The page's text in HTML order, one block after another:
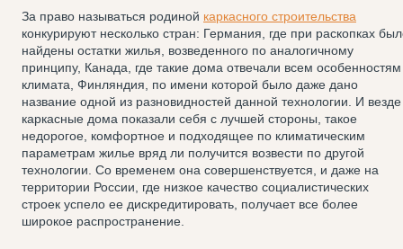
За право называться родиной каркасного строительства
конкурируют несколько стран: Германия, где при раскопках
найдены остатки жилья, возведенного по аналогичному
принципу, Канада, где такие дома отвечали всем особенностям
климата, Финляндия, по имени которой было даже дано
название одной из разновидностей данной технологии. И везде
каркасные дома показали себя с лучшей стороны, такое
недорогое, комфортное и подходящее по климатическим
параметрам жилье вряд ли получится возвести по другой
технологии. Со временем она совершенствуется, и даже на
территории России, где низкое качество социалистических
строек успело ее дискредитировать, получает все более
широкое распространение.